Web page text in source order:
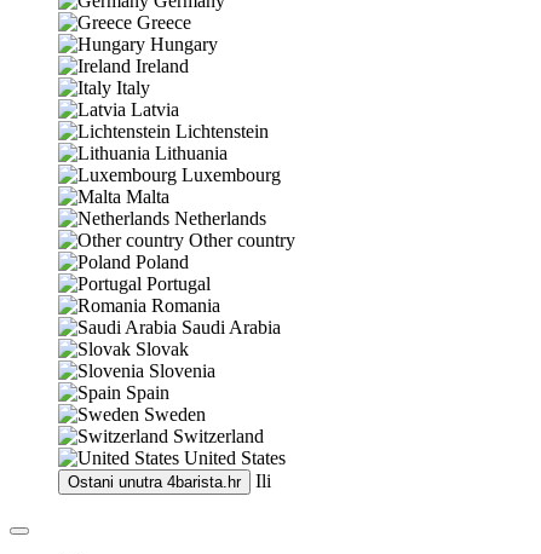
Greece
Hungary
Ireland
Italy
Latvia
Lichtenstein
Lithuania
Luxembourg
Malta
Netherlands
Other country
Poland
Portugal
Romania
Saudi Arabia
Slovak
Slovenia
Spain
Sweden
Switzerland
United States
Ostani unutra 4barista.hr Ili